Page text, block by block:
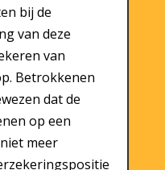
bij de
van deze
van
Betrokkenen
dat de
op een
meer